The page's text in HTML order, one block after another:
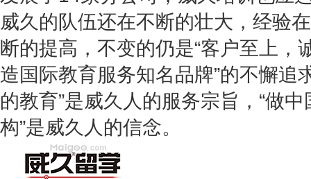
威久的队伍还在不断的壮大，经验
断的提高，不变的仍是“客户至上，
造国际教育服务知名品牌”的不懈追
的教育”是威久人的服务宗旨，“做
构”是威久人的信念。